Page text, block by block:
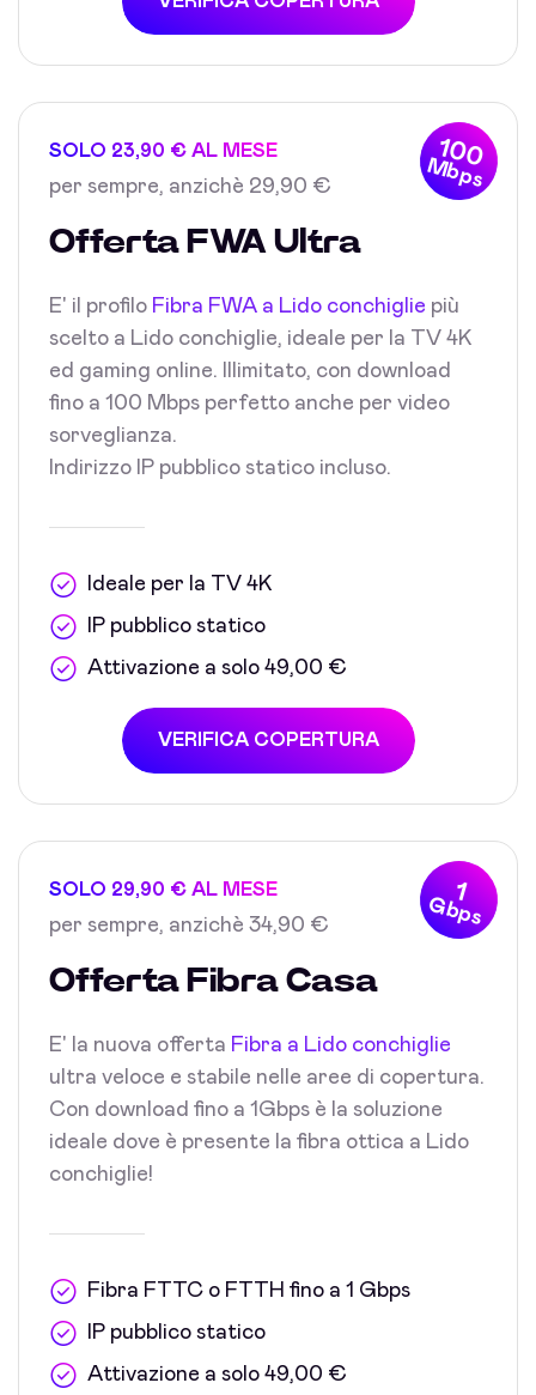
100
Mbps
SOLO 23,90 € AL MESE
per sempre, anzichè 29,90 €
Offerta FWA Ultra
E' il profilo Fibra FWA a Lido conchiglie più
scelto a Lido conchiglie, ideale per la TV 4K
ed gaming online. Illimitato, con download
fino a 100 Mbps perfetto anche per video
sorveglianza.
Indirizzo IP pubblico statico incluso.
Ideale per la TV 4K
IP pubblico statico
Attivazione a solo 49,00 €
VERIFICA COPERTURA
1
Gbps
SOLO 29,90 € AL MESE
per sempre, anzichè 34,90 €
Offerta Fibra Casa
E' la nuova offerta Fibra a Lido conchiglie
ultra veloce e stabile nelle aree di copertura.
Con download fino a 1Gbps è la soluzione
ideale dove è presente la fibra ottica a Lido
conchiglie!
Fibra FTTC o FTTH fino a 1 Gbps
IP pubblico statico
Attivazione a solo 49,00 €